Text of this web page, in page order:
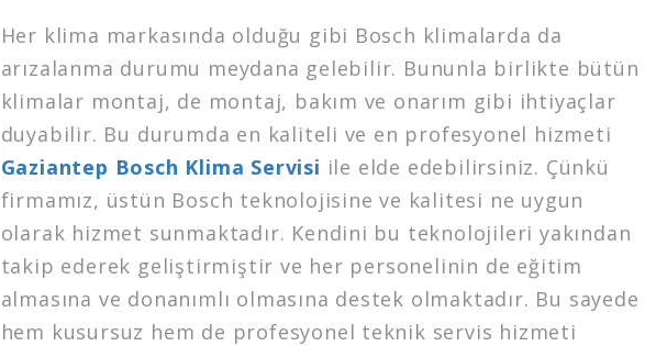
Her klima markasında olduğu gibi Bosch klimalarda da
arızalanma durumu meydana gelebilir. Bununla birlikte bütün
klimalar montaj, de montaj, bakım ve onarım gibi ihtiyaçlar
duyabilir. Bu durumda en kaliteli ve en profesyonel hizmeti
Gaziantep Bosch Klima Servisi ile elde edebilirsiniz. Çünkü
firmamız, üstün Bosch teknolojisine ve kalitesi ne uygun
olarak hizmet sunmaktadır. Kendini bu teknolojileri yakından
takip ederek geliştirmiştir ve her personelinin de eğitim
almasına ve donanımlı olmasına destek olmaktadır. Bu sayede
hem kusursuz hem de profesyonel teknik servis hizmeti